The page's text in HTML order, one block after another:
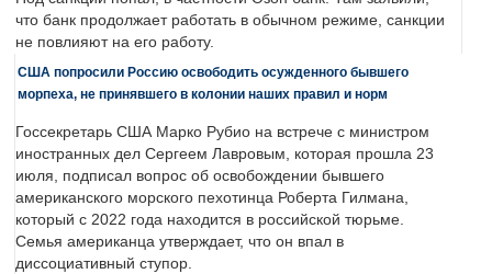
что банк продолжает работать в обычном режиме, санкции
не повлияют на его работу.
США попросили Россию освободить осужденного бывшего
морпеха, не принявшего в колонии наших правил и норм
Госсекретарь США Марко Рубио на встрече с министром
иностранных дел Сергеем Лавровым, которая прошла 23
июля, подписал вопрос об освобождении бывшего
американского морского пехотинца Роберта Гилмана,
который с 2022 года находится в российской тюрьме.
Семья американца утверждает, что он впал в
диссоциативный ступор.